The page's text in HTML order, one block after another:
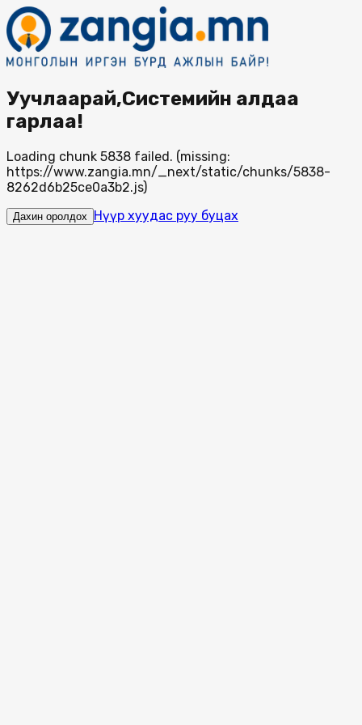
Уучлаарай,Системийн алдаа
гарлаа!
Loading chunk 5838 failed. (missing:
https://www.zangia.mn/_next/static/chunks/5838-
8262d6b25ce0a3b2.js)
Дахин оролдох Нүүр хуудас руу буцах